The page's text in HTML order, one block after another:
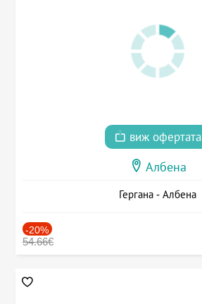
виж офертата
Албена
Гергана - Албена
-20%
54.66€